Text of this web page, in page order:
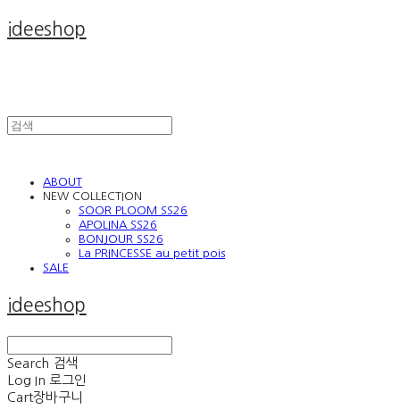
ideeshop
ABOUT
NEW COLLECTION
SOOR PLOOM SS26
APOLINA SS26
BONJOUR SS26
La PRINCESSE au petit pois
SALE
ideeshop
Search 검색
Log In 로그인
Cart장바구니